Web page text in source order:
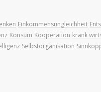
Einkommensungleichheit
Konsum Kooperation krank
Selbstorganisation